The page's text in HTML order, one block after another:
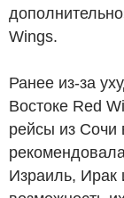
Wings.
Ранее из-за
Востоке Red
рейсы из Сочи
Израиль, Ирак